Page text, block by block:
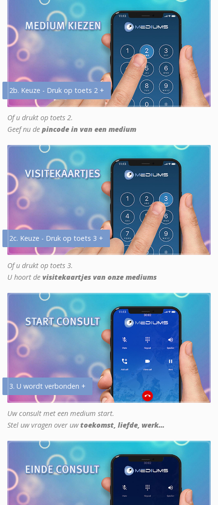
2b. Keuze - Druk op toets 2 +
Of u drukt op toets 2.
Geef nu de pincode in van een medium
2c. Keuze - Druk op toets 3 +
Of u drukt op toets 3.
U hoort de visitekaartjes van onze mediums
3. U wordt verbonden +
Uw consult met een medium start.
Stel uw vragen over uwtoekomst, liefde, werk...